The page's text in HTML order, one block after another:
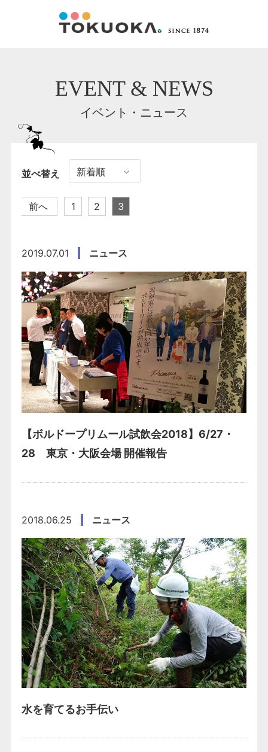
EVENT & NEWS
イベント・ニュース
並べ替え
前へ 1 2 3
2019.07.01 ニュース
【ボルドープリムール試飲会2018】6/27・
28 東京・大阪会場 開催報告
2018.06.25 ニュース
水を育てるお手伝い